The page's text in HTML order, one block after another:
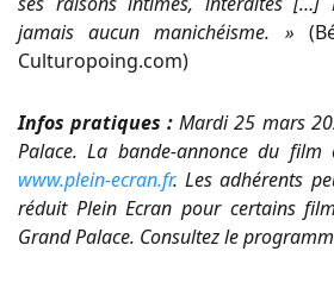
jamais aucun manichéisme. »
Culturopoing.com)
Infos pratiques : Mardi 25 mars
Palace. La bande-annonce du
www.plein-ecran.fr. Les adhérents
réduit Plein Ecran pour certains
Grand Palace. Consultez le